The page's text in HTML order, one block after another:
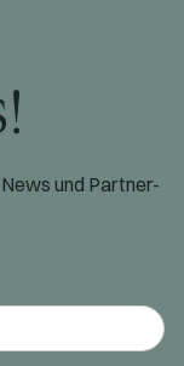
und Partner-